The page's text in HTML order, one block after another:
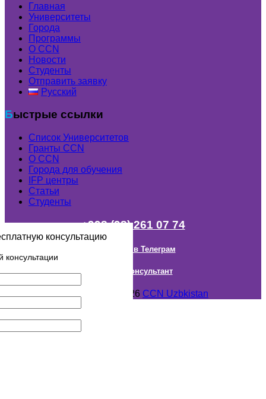
Главная
Университеты
Города
Программы
О CCN
Новости
Студенты
Отправить заявку
Русский
Быстрые ссылки
Список Университетов
Гранты ССN
О ССN
Города для обучения
IFP центры
Статьи
Студенты
+998 (98) 261 07 74
Наш канал в Телеграм
Онлайн Консультант
Авторское право © 2018- 2026 CCN Uzbkistan
консультацию
консультации